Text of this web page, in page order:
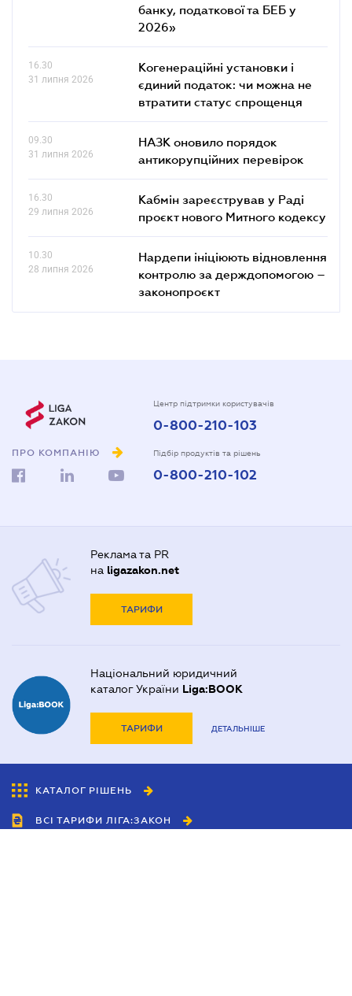
банку, податкової та БЕБ у
2026»
16.30
31 липня 2026
Когенераційні установки і
єдиний податок: чи можна не
втратити статус спрощенця
09.30
31 липня 2026
НАЗК оновило порядок
антикорупційних перевірок
16.30
29 липня 2026
Кабмін зареєстрував у Раді
проєкт нового Митного кодексу
10.30
28 липня 2026
Нардепи ініціюють відновлення
контролю за держдопомогою –
законопроєкт
ПРО КОМПАНІЮ
Центр підтримки користувачів
0-800-210-103
Підбір продуктів та рішень
0-800-210-102
Реклама та PR
на ligazakon.net
ТАРИФИ
Національний юридичний
каталог України Liga:BOOK
ТАРИФИ ДЕТАЛЬНІШЕ
КАТАЛОГ РІШЕНЬ
ВСІ ТАРИФИ ЛІГА:ЗАКОН